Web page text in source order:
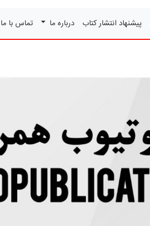
پیشنهاد انتشار کتاب درباره ما تماس با